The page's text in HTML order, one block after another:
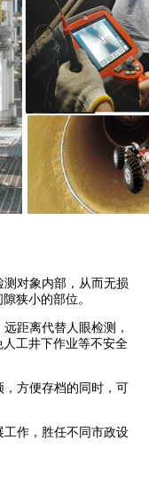
对象内部，从而无损
狭小的部位。
距离代替人眼检测，
工井下作业等不安全
方便存档的同时，可
作，胜任不同市政设